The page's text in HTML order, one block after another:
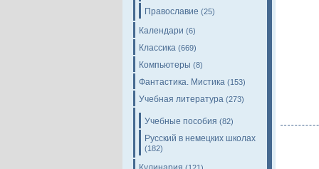
Православие (25)
Календари (6)
Классика (669)
Компьютеры (8)
Фантастика. Мистика (153)
Учебная литература (273)
Учебные пособия (82)
Русский в немецких школах
(182)